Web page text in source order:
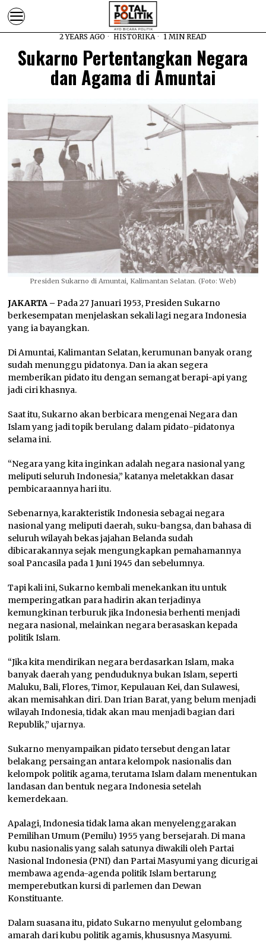
2 YEARS AGO HISTORIKA 1 MIN READ
Sukarno Pertentangkan Negara
dan Agama di Amuntai
Presiden Sukarno di Amuntai, Kalimantan Selatan. (Foto: Web)
JAKARTA – Pada 27 Januari 1953, Presiden Sukarno
berkesempatan menjelaskan sekali lagi negara Indonesia
yang ia bayangkan.
Di Amuntai, Kalimantan Selatan, kerumunan banyak orang
sudah menunggu pidatonya. Dan ia akan segera
memberikan pidato itu dengan semangat berapi-api yang
jadi ciri khasnya.
Saat itu, Sukarno akan berbicara mengenai Negara dan
Islam yang jadi topik berulang dalam pidato-pidatonya
selama ini.
“Negara yang kita inginkan adalah negara nasional yang
meliputi seluruh Indonesia,” katanya meletakkan dasar
pembicaraannya hari itu.
Sebenarnya, karakteristik Indonesia sebagai negara
nasional yang meliputi daerah, suku-bangsa, dan bahasa di
seluruh wilayah bekas jajahan Belanda sudah
dibicarakannya sejak mengungkapkan pemahamannya
soal Pancasila pada 1 Juni 1945 dan sebelumnya.
Tapi kali ini, Sukarno kembali menekankan itu untuk
memperingatkan para hadirin akan terjadinya
kemungkinan terburuk jika Indonesia berhenti menjadi
negara nasional, melainkan negara berasaskan kepada
politik Islam.
“Jika kita mendirikan negara berdasarkan Islam, maka
banyak daerah yang penduduknya bukan Islam, seperti
Maluku, Bali, Flores, Timor, Kepulauan Kei, dan Sulawesi,
akan memisahkan diri. Dan Irian Barat, yang belum menjadi
wilayah Indonesia, tidak akan mau menjadi bagian dari
Republik,” ujarnya.
Sukarno menyampaikan pidato tersebut dengan latar
belakang persaingan antara kelompok nasionalis dan
kelompok politik agama, terutama Islam dalam menentukan
landasan dan bentuk negara Indonesia setelah
kemerdekaan.
Apalagi, Indonesia tidak lama akan menyelenggarakan
Pemilihan Umum (Pemilu) 1955 yang bersejarah. Di mana
kubu nasionalis yang salah satunya diwakili oleh Partai
Nasional Indonesia (PNI) dan Partai Masyumi yang dicurigai
membawa agenda-agenda politik Islam bertarung
memperebutkan kursi di parlemen dan Dewan
Konstituante.
Dalam suasana itu, pidato Sukarno menyulut gelombang
amarah dari kubu politik agamis, khususnya Masyumi.